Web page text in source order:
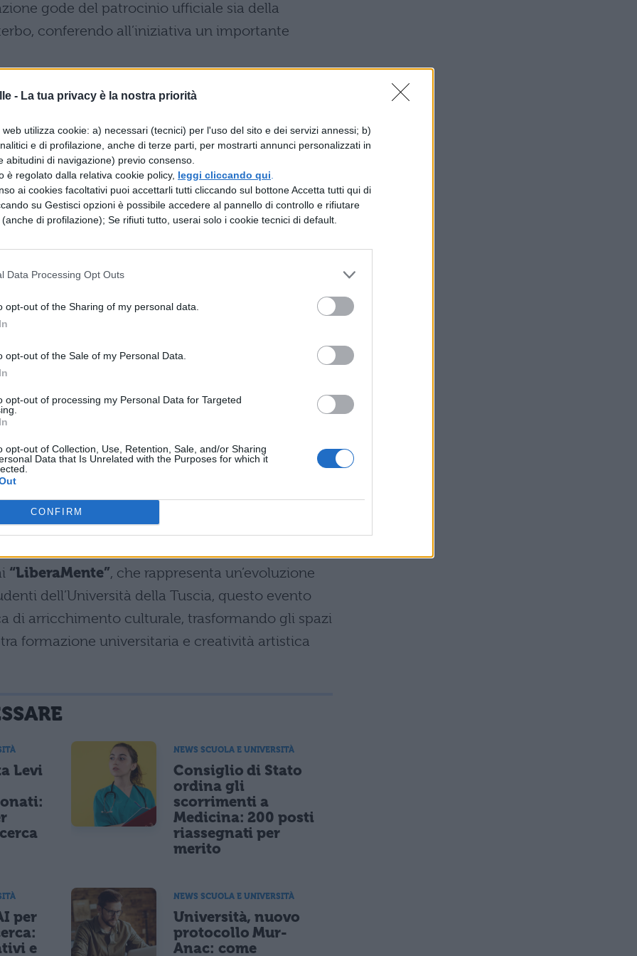
- La tua privacy è la nostra priorità
utilizza cookie: a) necessari (tecnici) per l'uso del sito e dei servizi annessi; b)
e di profilazione, anche di terze parti, per mostrarti annunci personalizzati in
abitudini di navigazione) previo consenso.
è regolato dalla relativa cookie policy, leggi cliccando qui
ai cookies facoltativi puoi accettarli tutti cliccando sul bottone Accetta tutti qui di
su Gestisci opzioni è possibile accedere al pannello di controllo e rifiutare
di profilazione); Se rifiuti tutto, userai solo i cookie tecnici di default.
Data Processing Opt Outs
opt-out of the Sharing of my personal data.
opt-out of the Sale of my Personal Data.
opt-out of processing my Personal Data for Targeted
opt-out of Collection, Use, Retention, Sale, and/or Sharing
Data that Is Unrelated with the Purposes for which it
CONFIRM
gode del patrocinio ufficiale sia della
conferendo all’iniziativa un importante
dedicato alle collezioni scientifiche e
come spazio espositivo contemporaneo,
dialogo tra il mondo accademico e quello
di pregio.
artistica
selezionate attentamente dal comitato
risposto all’invito. Il tema“Spaziotempo”
che accoglie espressioni artistiche
senza limitazioni di discipline, tecniche o stili.
valorizzare la diversità espressiva degli artisti
alle figure già affermate nel panorama artistico
futuri
un evento itinerante che ha già riscosso successo
a Viterbo, la manifestazione ha toccato
Perugia, Brescia, Albenga, Foligno,
un percorso artistico di rilevanza nazionale.
edizione, ma proseguirà in autunno 2025
“LiberaMente”, che rappresenta un’evoluzione
dell’Università della Tuscia, questo evento
di arricchimento culturale, trasformando gli spazi
formazione universitaria e creatività artistica
Levi
NEWS SCUOLA E UNIVERSITÀ
Consiglio di Stato
ordina gli
scorrimenti a
Medicina: 200 posti
riassegnati per
merito
per
e
NEWS SCUOLA E UNIVERSITÀ
Università, nuovo
protocollo Mur-
Anac: come